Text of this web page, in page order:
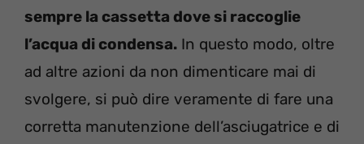
sempre la cassetta dove si raccoglie
l’acqua di condensa. In questo modo, oltre
ad altre azioni da non dimenticare mai di
svolgere, si può dire veramente di fare una
corretta manutenzione dell’asciugatrice e di